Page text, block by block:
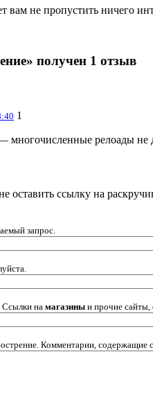
вам не пропустить ничего
получен 1 отзыв
1
многочисленные релоады
оставить ссылку на
запрос.
Ссылки на магазины и прочие сайты,
Комментарии, содержащие